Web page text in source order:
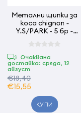
Метални щипки за
коса chignon -
Y.S/PARK - 5 бр -
Очаквана
доставка: сряда, 12
август
€18,40
€15,55
КУПИ